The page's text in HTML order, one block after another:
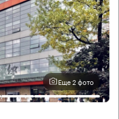
Еще 2 фото